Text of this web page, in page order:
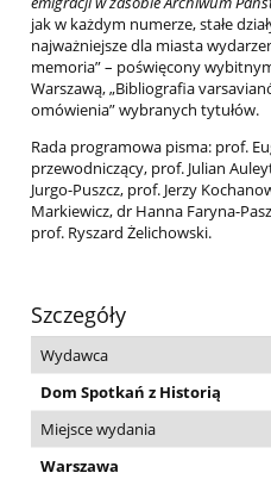
jak w każdym numerze, stałe
najważniejsze dla miasta
memoria” – poświęcony
Warszawą, „Bibliografia
omówienia” wybranych tytułów.
Rada programowa pisma: prof.
przewodniczący, prof. Julian
Jurgo-Puszcz, prof. Jerzy
Markiewicz, dr Hanna Faryna-
prof. Ryszard Żelichowski.
Szczegóły
Wydawca
Dom Spotkań z Historią
Miejsce wydania
Warszawa